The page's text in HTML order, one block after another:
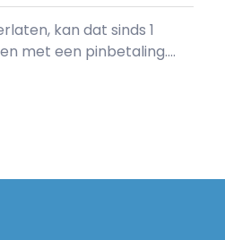
kan dat sinds 1
met een pinbetaling....